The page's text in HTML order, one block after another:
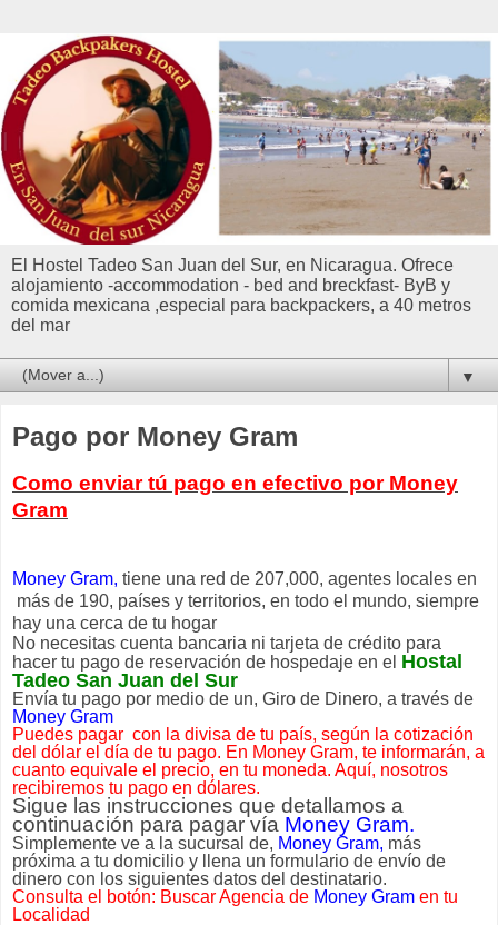
El Hostel Tadeo San Juan del Sur, en Nicaragua. Ofrece
alojamiento -accommodation - bed and breckfast- ByB y
comida mexicana ,especial para backpackers, a 40 metros
del mar
▼
Pago por Money Gram
Como enviar tú pago en efectivo por Money
Gram
Money Gram, tiene una red de 207,000, agentes locales en
más de 190, países y territorios, en todo el mundo, siempre
hay una cerca de tu hogar
No necesitas cuenta bancaria ni tarjeta de crédito para
hacer tu pago de reservación de hospedaje en el Hostal
Tadeo San Juan del Sur
Envía tu pago por medio de un, Giro de Dinero, a través de
Money Gram
Puedes pagar con la divisa de tu país, según la cotización
del dólar el día de tu pago. En Money Gram, te informarán, a
cuanto equivale el precio, en tu moneda. Aquí, nosotros
recibiremos tu pago en dólares.
Sigue las instrucciones que detallamos a
continuación para pagar vía Money Gram.
Simplemente ve a la sucursal de, Money Gram, más
próxima a tu domicilio y llena un formulario de envío de
dinero con los siguientes datos del destinatario.
Consulta el botón: Buscar Agencia de Money Gram en tu
Localidad